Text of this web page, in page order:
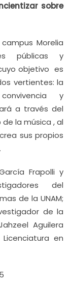
sobre
Morelia
públicas y
objetivo es
vertientes: la
y
a través del
la música , al
sus propios
Frapolli y
del
de la UNAM;
de la
Aguilera
en